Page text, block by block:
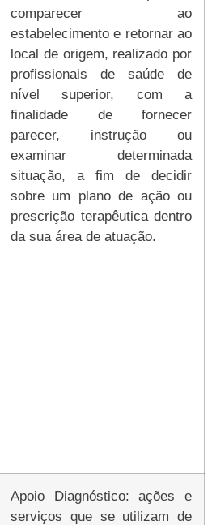
comparecer ao
estabelecimento e retornar ao
local de origem, realizado por
profissionais de saúde de
nível superior, com a
finalidade de fornecer
parecer, instrução ou
examinar determinada
situação, a fim de decidir
sobre um plano de ação ou
prescrição terapêutica dentro
da sua área de atuação.
Apoio Diagnóstico: ações e
serviços que se utilizam de